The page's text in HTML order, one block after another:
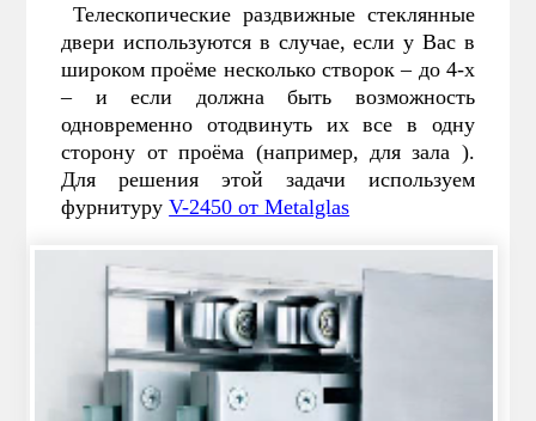
Телескопические раздвижные стеклянные
двери используются в случае, если у Вас в
широком проёме несколько створок – до 4-х
– и если должна быть возможность
одновременно отодвинуть их все в одну
сторону от проёма (например, для зала ).
Для решения этой задачи используем
фурнитуруV-2450 от Metalglas